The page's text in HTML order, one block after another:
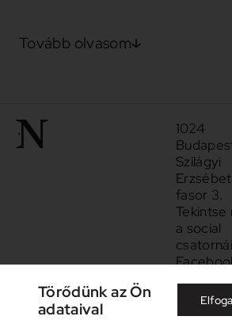
Tovább olvasom
1024
Szilágyi
Erzsébet
fasor 3.
Tekintse
a social
Törődünk az Ön
adataival